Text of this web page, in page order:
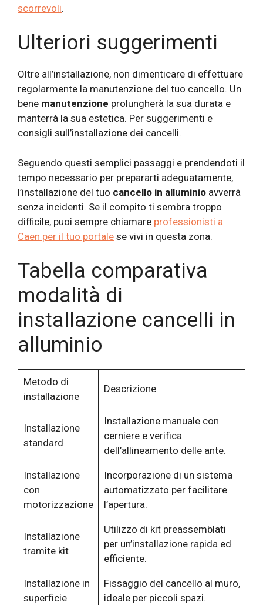
scorrevoli.
Ulteriori suggerimenti
Oltre all’installazione, non dimenticare di effettuare
regolarmente la manutenzione del tuo cancello. Un
bene manutenzione prolungherà la sua durata e
manterrà la sua estetica. Per suggerimenti e
consigli sull’installazione dei cancelli.
Seguendo questi semplici passaggi e prendendoti il
​​tempo necessario per prepararti adeguatamente,
l’installazione del tuo cancello in alluminio avverrà
senza incidenti. Se il compito ti sembra troppo
difficile, puoi sempre chiamare professionisti a
Caen per il tuo portale se vivi in ​​questa zona.
Tabella comparativa
modalità di
installazione cancelli in
alluminio
Metodo di
installazione
Descrizione
Installazione
standard
Installazione manuale con
cerniere e verifica
dell’allineamento delle ante.
Installazione
con
motorizzazione
Incorporazione di un sistema
automatizzato per facilitare
l’apertura.
Installazione
tramite kit
Utilizzo di kit preassemblati
per un’installazione rapida ed
efficiente.
Installazione in
superficie
Fissaggio del cancello al muro,
ideale per piccoli spazi.